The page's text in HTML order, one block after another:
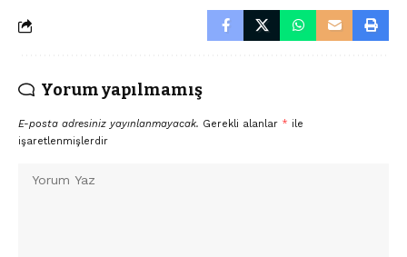
Yorum yapılmamış
E-posta adresiniz yayınlanmayacak. Gerekli alanlar * ile
işaretlenmişlerdir